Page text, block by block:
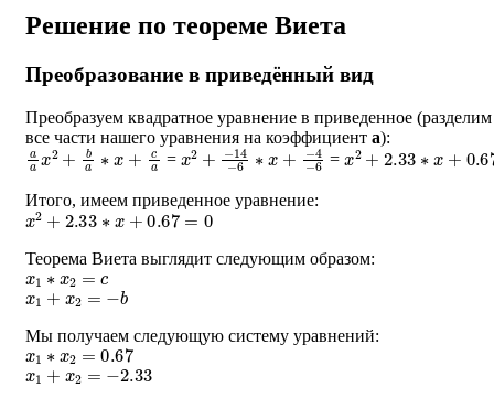
Решение по теореме Виета
Преобразование в приведённый вид
Преобразуем квадратное уравнение в приведенное (разделим
все части нашего уравнения на коэффициент a):
aax2+ba∗x+ca = x2+−14−6 ∗x+
−4−6 =x2+2.33∗ 0.67
Итого, имеем приведенное уравнение:
x2+2.33∗x+0.67=0
Теорема Виета выглядит следующим образом:
x1∗x2= c
x1 + x2 =− b
Мы получаем следующую систему уравнений:
x1∗x2=0.67
x1 + x2 =− 2.33